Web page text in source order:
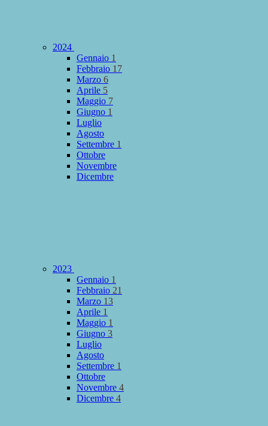
2024
Gennaio 1
Febbraio 17
Marzo 6
Aprile 5
Maggio 7
Giugno 1
Luglio
Agosto
Settembre 1
Ottobre
Novembre
Dicembre
2023
Gennaio 1
Febbraio 21
Marzo 13
Aprile 1
Maggio 1
Giugno 3
Luglio
Agosto
Settembre 1
Ottobre
Novembre 4
Dicembre 4